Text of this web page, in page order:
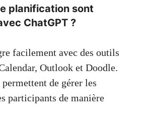
planification sont
ChatGPT ?
facilement avec des outils
Outlook et Doodle.
de gérer les
participants de manière